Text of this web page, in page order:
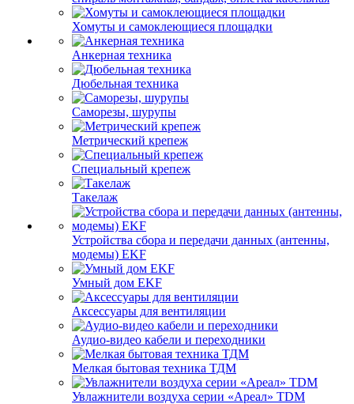
Хомуты и самоклеющиеся площадки
Анкерная техника
Дюбельная техника
Саморезы, шурупы
Метрический крепеж
Специальный крепеж
Такелаж
Устройства сбора и передачи данных (антенны,
модемы) EKF
Умный дом EKF
Аксессуары для вентиляции
Аудио-видео кабели и переходники
Мелкая бытовая техника ТДМ
Увлажнители воздуха серии «Ареал» TDM